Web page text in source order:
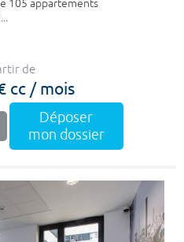
105 appartements
de
cc / mois
Déposer
mon dossier